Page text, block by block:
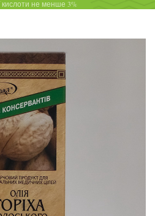
кислоти не менше 3%